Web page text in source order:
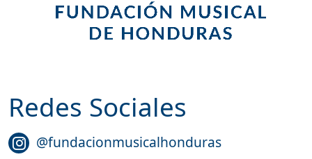
Redes Sociales
@fundacionmusicalhonduras